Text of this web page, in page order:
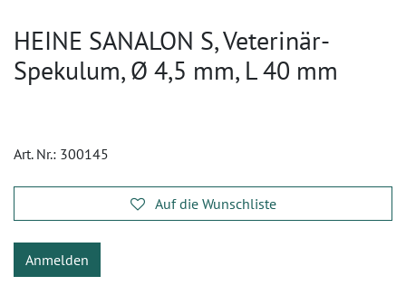
HEINE SANALON S, Veterinär-
Spekulum, Ø 4,5 mm, L 40 mm
Art. Nr.: 300145
Auf die Wunschliste
Anmelden